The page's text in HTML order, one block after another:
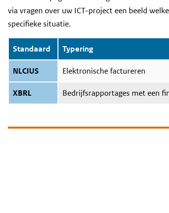
via vragen over uw ICT-project een beeld
specifieke situatie.
Standaard Typering
NLCIUS Elektronische factureren
XBRL Bedrijfsrapportages met een